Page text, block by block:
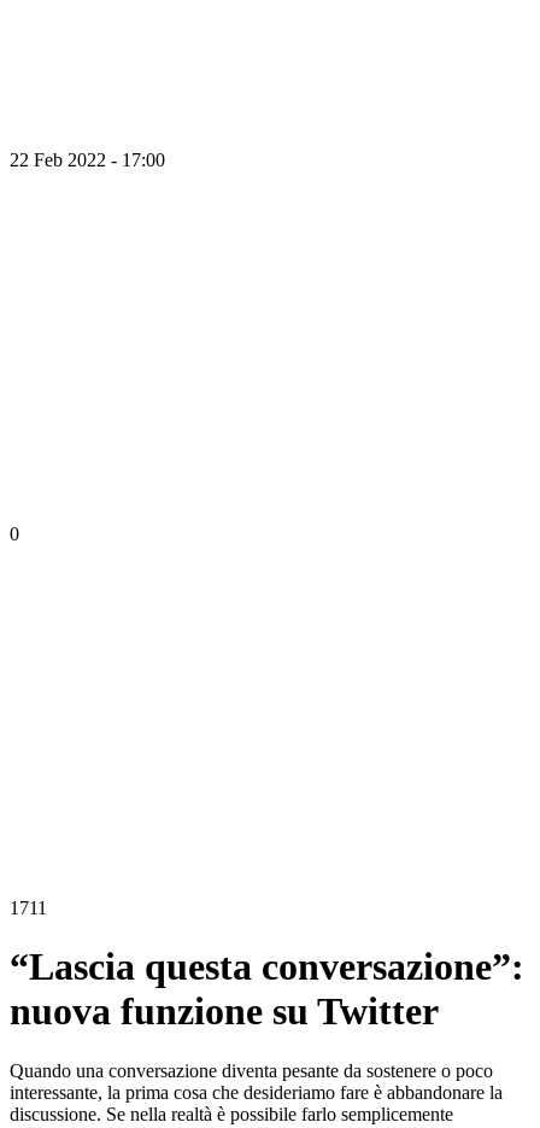
22 Feb 2022 - 17:00
0
1711
“Lascia questa conversazione”:
nuova funzione su Twitter
Quando una conversazione diventa pesante da sostenere o poco
interessante, la prima cosa che desideriamo fare è abbandonare la
discussione. Se nella realtà è possibile farlo semplicemente